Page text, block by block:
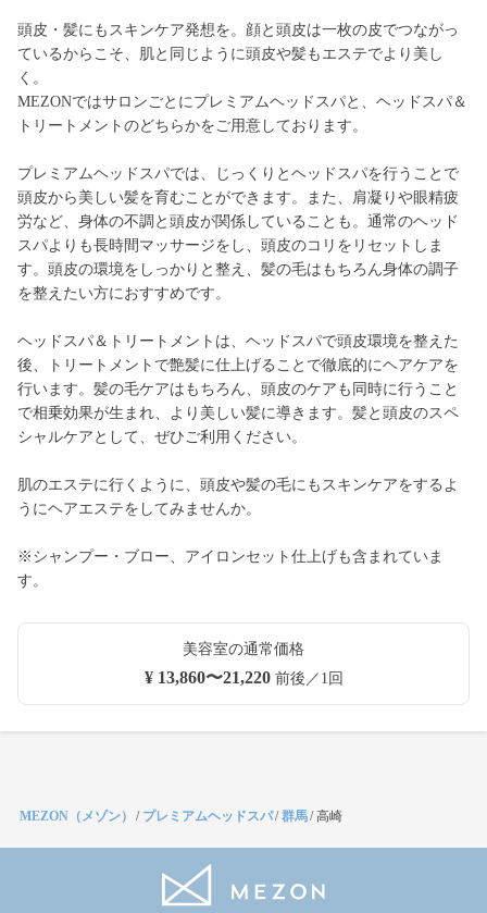
頭皮・髪にもスキンケア発想を。顔と頭皮は一枚の皮でつながっ
ているからこそ、肌と同じように頭皮や髪もエステでより美し
く。
MEZONではサロンごとにプレミアムヘッドスパと、ヘッドスパ＆
トリートメントのどちらかをご用意しております。
プレミアムヘッドスパでは、じっくりとヘッドスパを行うことで
頭皮から美しい髪を育むことができます。また、肩凝りや眼精疲
労など、身体の不調と頭皮が関係していることも。通常のヘッド
スパよりも長時間マッサージをし、頭皮のコリをリセットしま
す。頭皮の環境をしっかりと整え、髪の毛はもちろん身体の調子
を整えたい方におすすめです。
ヘッドスパ＆トリートメントは、ヘッドスパで頭皮環境を整えた
後、トリートメントで艶髪に仕上げることで徹底的にヘアケアを
行います。髪の毛ケアはもちろん、頭皮のケアも同時に行うこと
で相乗効果が生まれ、より美しい髪に導きます。髪と頭皮のスペ
シャルケアとして、ぜひご利用ください。
肌のエステに行くように、頭皮や髪の毛にもスキンケアをするよ
うにヘアエステをしてみませんか。
※シャンプー・ブロー、アイロンセット仕上げも含まれていま
す。
美容室の通常価格
¥ 13,860〜21,220前後／1回
MEZON（メゾン） / プレミアムヘッドスパ/群馬/高崎